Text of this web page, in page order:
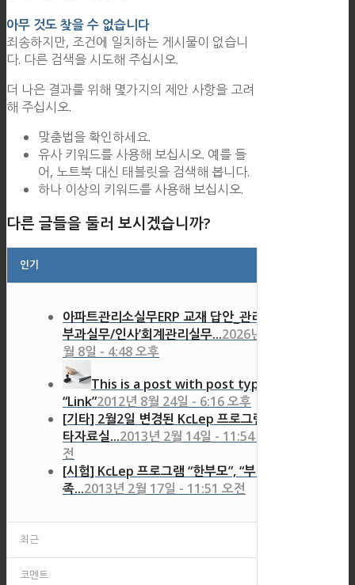
아무 것도 찾을 수 없습니다
죄송하지만, 조건에 일치하는 게시물이 없습니
다. 다른 검색을 시도해 주십시오.
더 나은 결과를 위해 몇가지의 제안 사항을 고려
해 주십시오.
맞춤법을 확인하세요.
유사 키워드를 사용해 보십시오. 예를 들
어, 노트북 대신 태블릿을 검색해 봅니다.
하나 이상의 키워드를 사용해 보십시오.
다른 글들을 둘러 보시겠습니까?
인기
아파트관리소실무ERP 교재 답안_관리비
부과실무/인사’회계관리실무...2026년 7
월 8일 - 4:48 오후
This is a post with post type
“Link”2012년 8월 24일 - 6:16 오후
[기타] 2월2일 변경된 KcLep 프로그램 기
타자료실...2013년 2월 14일 - 11:54 오
전
[시험] KcLep 프로그램 “한부모”, “부양가
족...2013년 2월 17일 - 11:51 오전
최근
코멘트